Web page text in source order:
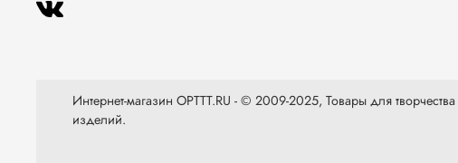
Интернет-магазин OPTTT.RU - © 2009-2025, Товары для
изделий.